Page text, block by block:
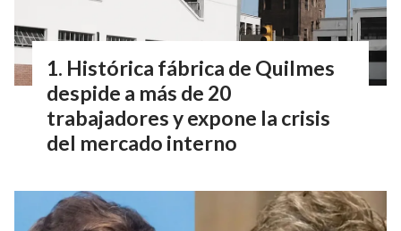
Histórica fábrica de Quilmes
despide a más de 20
trabajadores y expone la crisis
del mercado interno